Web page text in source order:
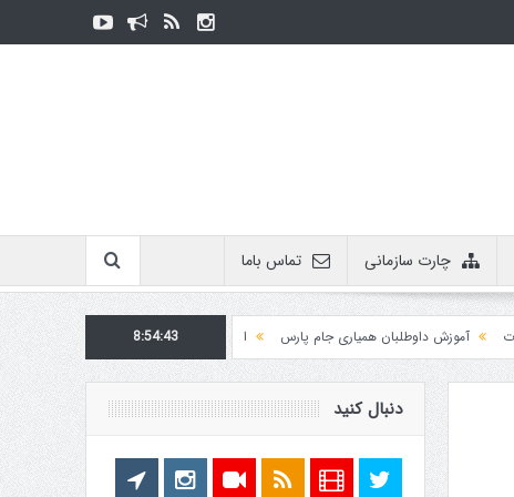
چارت سازمانی تماس باما
آموزش داوطلبان همیاری جام پارس
اطلاعیه روابط عمومی در مورد برگزاری مسابقات
8:54:44
دنبال کنید